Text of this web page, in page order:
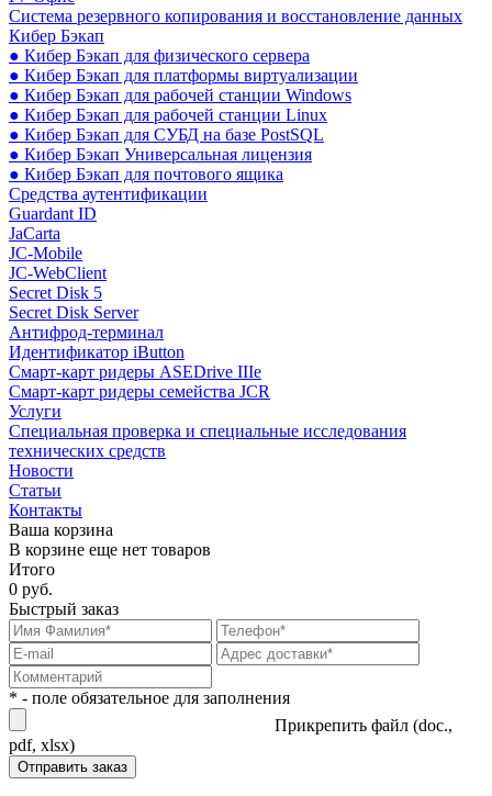
Система резервного копирования и восстановление данных
Кибер Бэкап
● Кибер Бэкап для физического сервера
● Кибер Бэкап для платформы виртуализации
● Кибер Бэкап для рабочей станции Windows
● Кибер Бэкап для рабочей станции Linux
● Кибер Бэкап для СУБД на базе PostSQL
● Кибер Бэкап Универсальная лицензия
● Кибер Бэкап для почтового ящика
Средства аутентификации
Guardant ID
JaCarta
JC-Mobile
JC-WebClient
Secret Disk 5
Secret Disk Server
Антифрод-терминал
Идентификатор iButton
Смарт-карт ридеры ASEDrive IIIe
Смарт-карт ридеры семейства JCR
Услуги
Специальная проверка и специальные исследования
технических средств
Новости
Статьи
Контакты
Ваша корзина
В корзине еще нет товаров
Итого
0 руб.
Быстрый заказ
* - поле обязательное для заполнения
Прикрепить файл (doc.,
pdf, xlsx)